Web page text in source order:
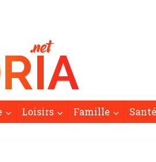
Loisirs Famille Santé